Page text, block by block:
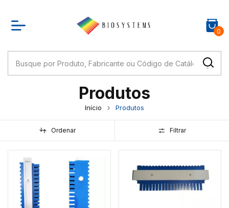
0
Produtos
Início Produtos
Ordenar Filtrar